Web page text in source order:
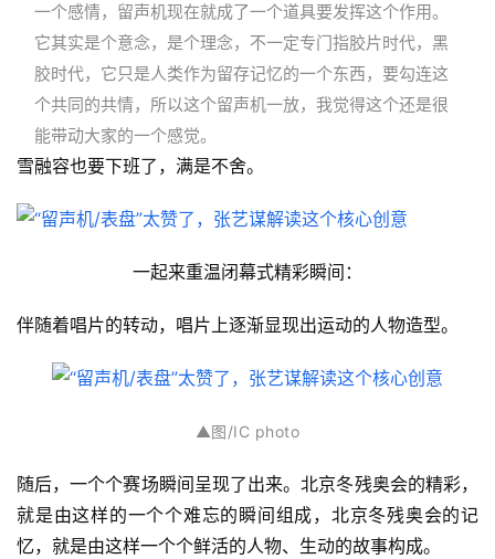
一个感情，留声机现在就成了一个道具要发挥这个作用。
它其实是个意念，是个理念，不一定专门指胶片时代，黑
胶时代，它只是人类作为留存记忆的一个东西，要勾连这
个共同的共情，所以这个留声机一放，我觉得这个还是很
能带动大家的一个感觉。
雪融容也要下班了，满是不舍。
一起来重温闭幕式精彩瞬间：
伴随着唱片的转动，唱片上逐渐显现出运动的人物造型。
▲图/IC photo
随后，一个个赛场瞬间呈现了出来。北京冬残奥会的精彩，
就是由这样的一个个难忘的瞬间组成，北京冬残奥会的记
忆，就是由这样一个个鲜活的人物、生动的故事构成。